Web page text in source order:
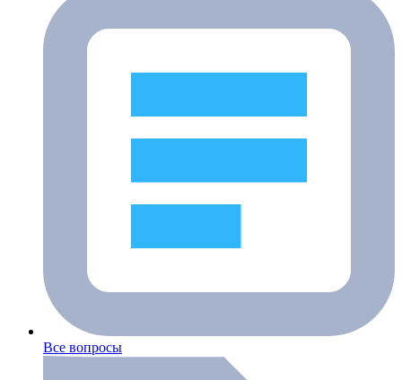
Все вопросы